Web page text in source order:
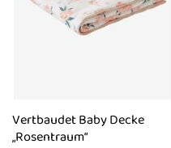
Vertbaudet Baby Decke
„Rosentraum“